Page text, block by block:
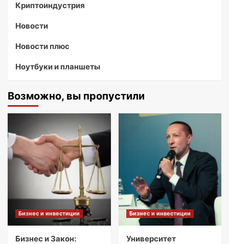
Криптоиндустрия
Новости
Новости плюс
Ноутбуки и планшеты
Возможно, вы пропустили
Бизнес и инвестиции
Бизнес и Закон:
Бизнес и инвестиции
Университет